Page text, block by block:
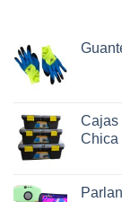
Cajas
Chica